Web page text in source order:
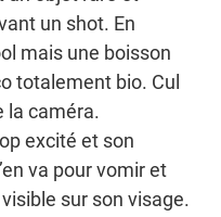
un shot. En
mais une boisson
totalement bio. Cul
la caméra.
excité et son
va pour vomir et
sur son visage.